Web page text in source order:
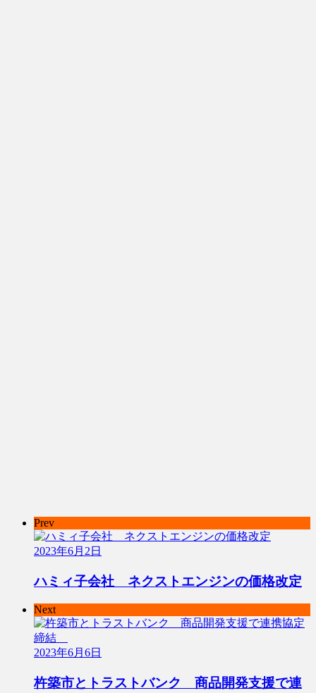
Prev
2023年6月2日
ハミィ子会社 ネクストエンジンの価格改定
Next
2023年6月6日
杵築市とトラストバンク 商品開発支援で連